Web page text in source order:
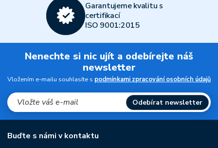
Garantujeme kvalitu s
certifikací
ISO 9001:2015
Nenechte si nic ujít a odebírejte náš
newsletter
Vložením e-mailu souhlasíte s podmínkami zpracování osobních údajů
Odebírat newsletter
Buďte s námi v kontaktu